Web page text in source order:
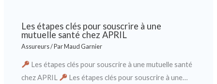
Les étapes clés pour souscrire à une
mutuelle santé chez APRIL
Assureurs/ ParMaud Garnier
Les étapes clés pour souscrire à une mutuelle santé
chez APRIL
Les étapes clés pour souscrire à une…